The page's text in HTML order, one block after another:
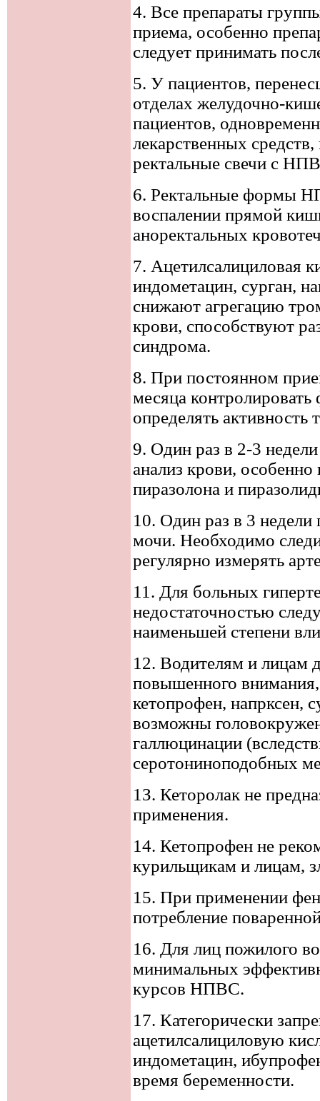
4. Все препараты
приема, особенно
следует принимать
5. У пациентов,
отделах желудочно-
пациентов,
лекарственных
ректальные свечи с
6. Ректальные формы
воспалении прямой
аноректальных
7. Ацетилсалициловая
индометацин, сурган,
снижают агрегацию
крови, способствуют
синдрома.
8. При постоянном
месяца
определять активность
9. Один раз в 2-3
анализ крови,
пиразолона и
10. Один раз в 3 недели
мочи. Необходимо
регулярно измерять
11. Для больных
недостаточностью
наименьшей степени
12. Водителям и лицам
повышенного
кетопрофен, напрксен,
возможны
галлюцинации
серотониноподобных
1З. Кеторолак не
применения.
14. Кетопрофен не
курильщикам и лицам,
15. При применении
потребление
16. Для лиц пожилого
минимальных
курсов НПВС.
17. Категорически
ацетилсалициловую
индометацин,
время беременности.